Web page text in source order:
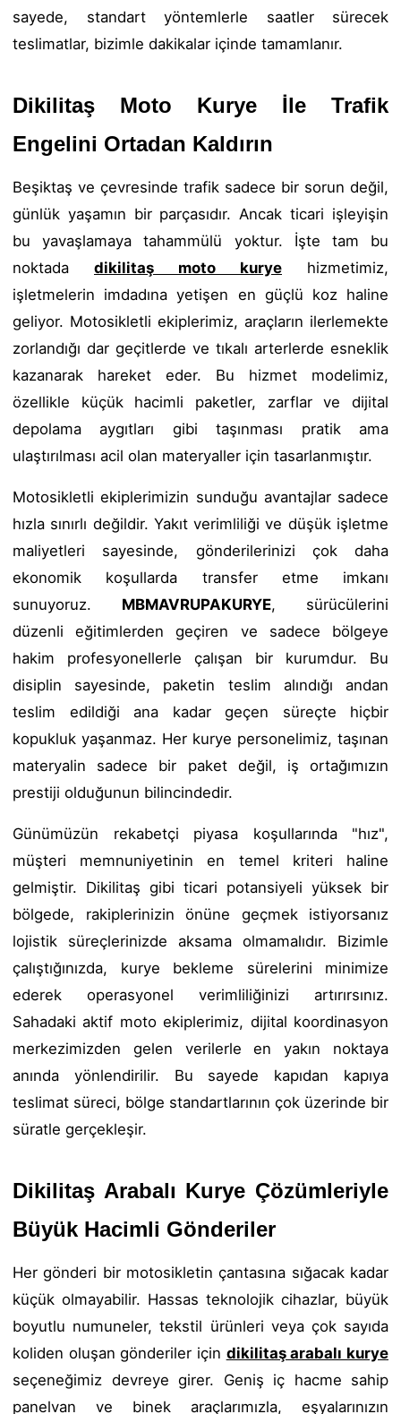
sayede, standart yöntemlerle saatler sürecek
teslimatlar, bizimle dakikalar içinde tamamlanır.
Dikilitaş Moto Kurye İle Trafik
Engelini Ortadan Kaldırın
Beşiktaş ve çevresinde trafik sadece bir sorun değil,
günlük yaşamın bir parçasıdır. Ancak ticari işleyişin
bu yavaşlamaya tahammülü yoktur. İşte tam bu
noktada dikilitaş moto kurye hizmetimiz,
işletmelerin imdadına yetişen en güçlü koz haline
geliyor. Motosikletli ekiplerimiz, araçların ilerlemekte
zorlandığı dar geçitlerde ve tıkalı arterlerde esneklik
kazanarak hareket eder. Bu hizmet modelimiz,
özellikle küçük hacimli paketler, zarflar ve dijital
depolama aygıtları gibi taşınması pratik ama
ulaştırılması acil olan materyaller için tasarlanmıştır.
Motosikletli ekiplerimizin sunduğu avantajlar sadece
hızla sınırlı değildir. Yakıt verimliliği ve düşük işletme
maliyetleri sayesinde, gönderilerinizi çok daha
ekonomik koşullarda transfer etme imkanı
sunuyoruz. MBMAVRUPAKURYE, sürücülerini
düzenli eğitimlerden geçiren ve sadece bölgeye
hakim profesyonellerle çalışan bir kurumdur. Bu
disiplin sayesinde, paketin teslim alındığı andan
teslim edildiği ana kadar geçen süreçte hiçbir
kopukluk yaşanmaz. Her kurye personelimiz, taşınan
materyalin sadece bir paket değil, iş ortağımızın
prestiji olduğunun bilincindedir.
Günümüzün rekabetçi piyasa koşullarında "hız",
müşteri memnuniyetinin en temel kriteri haline
gelmiştir. Dikilitaş gibi ticari potansiyeli yüksek bir
bölgede, rakiplerinizin önüne geçmek istiyorsanız
lojistik süreçlerinizde aksama olmamalıdır. Bizimle
çalıştığınızda, kurye bekleme sürelerini minimize
ederek operasyonel verimliliğinizi artırırsınız.
Sahadaki aktif moto ekiplerimiz, dijital koordinasyon
merkezimizden gelen verilerle en yakın noktaya
anında yönlendirilir. Bu sayede kapıdan kapıya
teslimat süreci, bölge standartlarının çok üzerinde bir
süratle gerçekleşir.
Dikilitaş Arabalı Kurye Çözümleriyle
Büyük Hacimli Gönderiler
Her gönderi bir motosikletin çantasına sığacak kadar
küçük olmayabilir. Hassas teknolojik cihazlar, büyük
boyutlu numuneler, tekstil ürünleri veya çok sayıda
koliden oluşan gönderiler için dikilitaş arabalı kurye
seçeneğimiz devreye girer. Geniş iç hacme sahip
panelvan ve binek araçlarımızla, eşyalarınızın